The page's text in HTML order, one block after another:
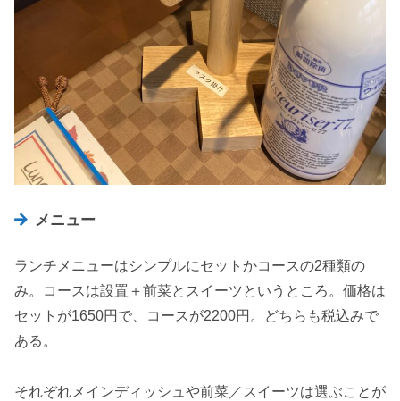
メニュー
ランチメニューはシンプルにセットかコースの2種類の
み。コースは設置＋前菜とスイーツというところ。価格は
セットが1650円で、コースが2200円。どちらも税込みで
ある。
それぞれメインディッシュや前菜／スイーツは選ぶことが